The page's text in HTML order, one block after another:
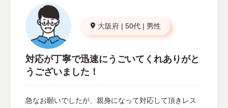
大阪府 | 50代 | 男性
対応が丁寧で迅速にうごいてくれありがと
うございました！
急なお願いでしたが、親身になって対応して頂きレス